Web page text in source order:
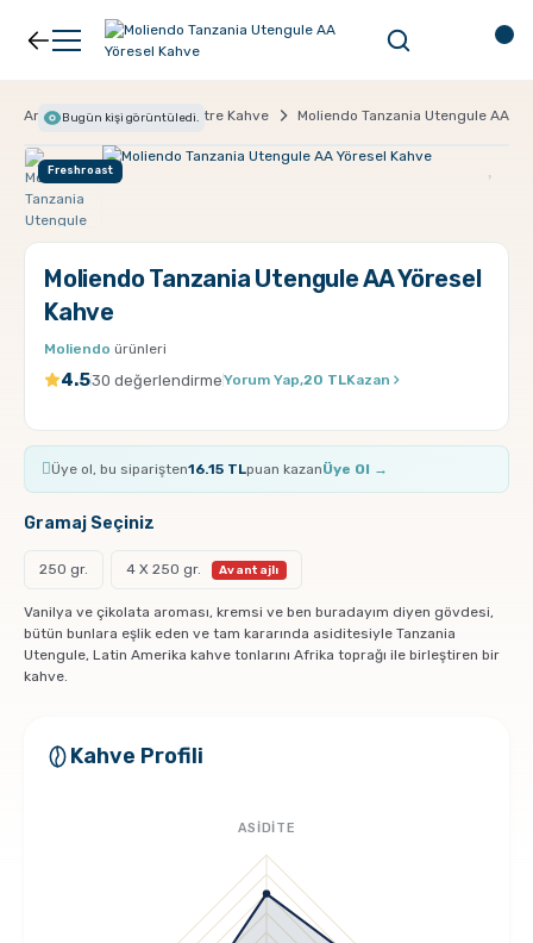
Geri Dön
Kahve
Filtre Kahve
Nespresso Uyumlu Kapsül Kahve
Exclusive Kahveler
Çözünebilir Kahve
Geri Dön
Ekipman
Filtreler
Chemex
Soğuk Kahve Demleme Ekipmanları
Makine Temizleyiciler
Anasayfa Kahve Filtre Kahve Moliendo Tanzania Utengule AA
Freshroast
Bugün kişi görüntüledi.
Moliendo Tanzania Utengule AA Yöresel
Kahve
Moliendo ürünleri
4.530 değerlendirmeYorum Yap,20 TLKazan
Üye ol, bu siparişten16.15 TLpuan kazanÜye Ol →
Gramaj Seçiniz
250 gr. 4 X 250 gr.
Vanilya ve çikolata aroması, kremsi ve ben buradayım diyen gövdesi,
bütün bunlara eşlik eden ve tam kararında asiditesiyle Tanzania
Utengule, Latin Amerika kahve tonlarını Afrika toprağı ile birleştiren bir
kahve.
Kahve Profili
ASİDİTE